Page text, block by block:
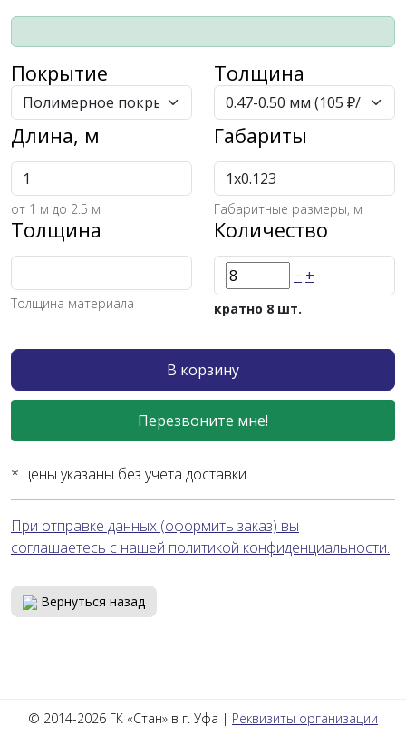
Покрытие Толщина
Длина, м
от 1 м до 2.5 м
Габариты
Габаритные размеры, м
Толщина
Толщина материала
Количество
− +
кратно 8 шт.
В корзину
Перезвоните мне!
* цены указаны без учета доставки
При отправке данных (оформить заказ) вы
соглашаетесь с нашей политикой конфиденциальности.
Вернуться назад
© 2014-2026 ГК «Стан» в г. Уфа | Реквизиты организации